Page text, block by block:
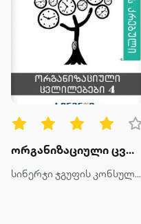
ორგანიზაციული ცვლილებები 4
სინერჯი ჯგუფის კონსულტანტები